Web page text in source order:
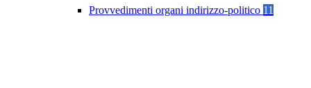
Provvedimenti organi indirizzo-politico 11